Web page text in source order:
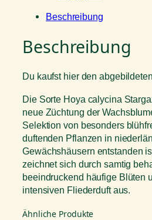
Beschreibung
Beschreibung
Du kaufst hier den
Die Sorte Hoya calycina
neue Züchtung der
Selektion von besonders
duftenden Pflanzen in
Gewächshäusern entstanden
zeichnet sich durch samtig
beeindruckend häufige Blüten
intensiven Fliederduft aus.
Ähnliche Produkte